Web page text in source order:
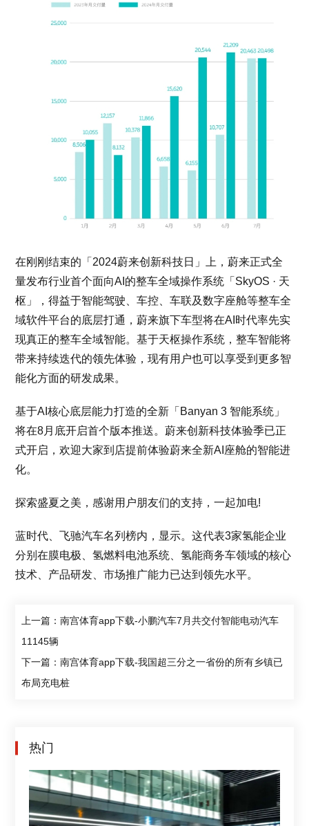
在刚刚结束的「2024蔚来创新科技日」上，蔚来正式全
量发布行业首个面向AI的整车全域操作系统「SkyOS · 天
枢」，得益于智能驾驶、车控、车联及数字座舱等整车全
域软件平台的底层打通，蔚来旗下车型将在AI时代率先实
现真正的整车全域智能。基于天枢操作系统，整车智能将
带来持续迭代的领先体验，现有用户也可以享受到更多智
能化方面的研发成果。
基于AI核心底层能力打造的全新「Banyan 3 智能系统」
将在8月底开启首个版本推送。蔚来创新科技体验季已正
式开启，欢迎大家到店提前体验蔚来全新AI座舱的智能进
化。
探索盛夏之美，感谢用户朋友们的支持，一起加电!
蓝时代、飞驰汽车名列榜内，显示。这代表3家氢能企业
分别在膜电极、氢燃料电池系统、氢能商务车领域的核心
技术、产品研发、市场推广能力已达到领先水平。
上一篇：南宫体育app下载-小鹏汽车7月共交付智能电动汽车
11145辆
下一篇：南宫体育app下载-我国超三分之一省份的所有乡镇已
布局充电桩
热门